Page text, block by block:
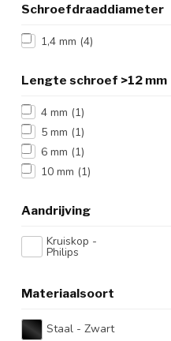
Schroefdraaddiameter
1,4 mm (4)
Lengte schroef >12 mm
4 mm (1)
5 mm (1)
6 mm (1)
10 mm (1)
Aandrijving
Kruiskop -
Philips
Materiaalsoort
Staal - Zwart